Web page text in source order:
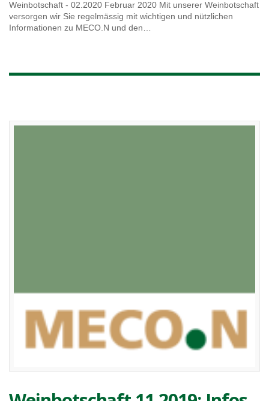
Weinbotschaft - 02.2020 Februar 2020 Mit unserer Weinbotschaft
versorgen wir Sie regelmässig mit wichtigen und nützlichen
Informationen zu MECO.N und den…